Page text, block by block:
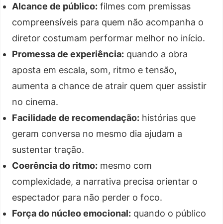
Alcance de público: filmes com premissas
compreensíveis para quem não acompanha o
diretor costumam performar melhor no início.
Promessa de experiência: quando a obra
aposta em escala, som, ritmo e tensão,
aumenta a chance de atrair quem quer assistir
no cinema.
Facilidade de recomendação: histórias que
geram conversa no mesmo dia ajudam a
sustentar tração.
Coerência do ritmo: mesmo com
complexidade, a narrativa precisa orientar o
espectador para não perder o foco.
Força do núcleo emocional: quando o público